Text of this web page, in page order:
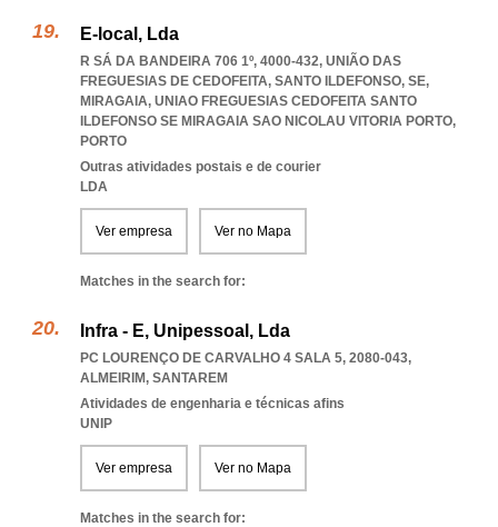
E-local, Lda
R SÁ DA BANDEIRA 706 1º, 4000-432, UNIÃO DAS
FREGUESIAS DE CEDOFEITA, SANTO ILDEFONSO, SE,
MIRAGAIA, UNIAO FREGUESIAS CEDOFEITA SANTO
ILDEFONSO SE MIRAGAIA SAO NICOLAU VITORIA PORTO,
PORTO
Outras atividades postais e de courier
LDA
Ver empresa Ver no Mapa
Matches in the search for:
Infra - E, Unipessoal, Lda
PC LOURENÇO DE CARVALHO 4 SALA 5, 2080-043,
ALMEIRIM, SANTAREM
Atividades de engenharia e técnicas afins
UNIP
Ver empresa Ver no Mapa
Matches in the search for: